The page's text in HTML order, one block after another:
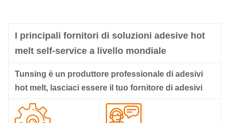
I principali fornitori di soluzioni adesive hot
melt self-service a livello mondiale
Tunsing è un produttore professionale di adesivi
hot melt, lasciaci essere il tuo fornitore di adesivi